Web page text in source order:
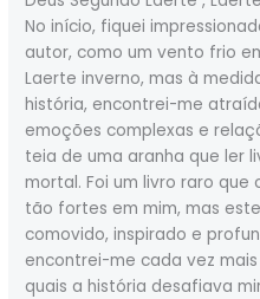
No início, fiquei
autor, como um vento frio
Laerte inverno, mas à
história, encontrei-me
emoções complexas e
teia de uma aranha que ler
mortal. Foi um livro raro
tão fortes em mim, mas
comovido, inspirado e
encontrei-me cada vez
quais a história desafiava